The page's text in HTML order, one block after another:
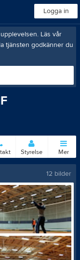
Logga in
Läs vår
tjänsten godkänner du
Styrelse Mer
12 bilder